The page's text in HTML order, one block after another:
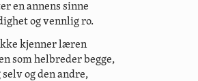
en annens sinne
og vennlig ro.
kjenner læren
som helbreder begge,
selv og den andre,